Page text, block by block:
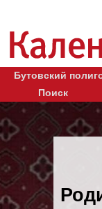
Бутовский
Поиск